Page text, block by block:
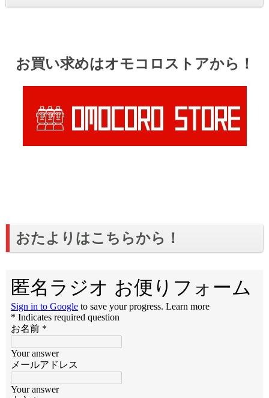
お買い求めはオモコロストアから！
おたよりはこちらから！